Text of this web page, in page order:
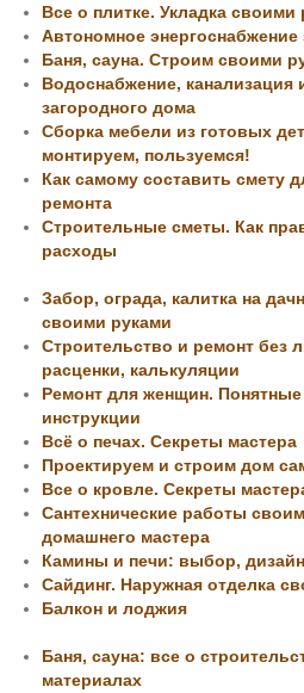
Все о плитке. Укладка своими
Автономное энергоснабжение
Баня, сауна. Строим своими
Водоснабжение, канализация
загородного дома
Сборка мебели из готовых
монтируем, пользуемся!
Как самому составить смету
ремонта
Строительные сметы. Как
расходы
Забор, ограда, калитка на
своими руками
Строительство и ремонт без
расценки, калькуляции
Ремонт для женщин.
инструкции
Всё о печах. Секреты мастера
Проектируем и строим дом
Все о кровле. Секреты
Сантехнические работы
домашнего мастера
Камины и печи: выбор,
Сайдинг. Наружная отделка
Балкон и лоджия
Баня, сауна: все о
материалах